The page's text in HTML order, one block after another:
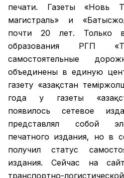
печати. Газеты «Новь
магистраль» и
почти 20 лет. Только
образования РГП
самостоятельные
объединены в единую
газету «Қазақстан
года у газеты
появилось сетевое
представлял собой
печатного издания, но в
получил статус
издания. Сейчас на
транспортно-